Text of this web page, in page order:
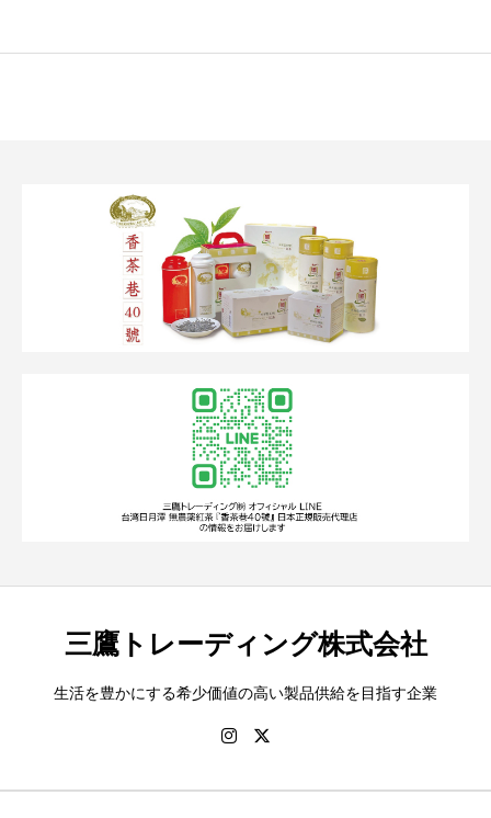
三鷹トレーディング株式会社
生活を豊かにする希少価値の高い製品供給を目指す企業